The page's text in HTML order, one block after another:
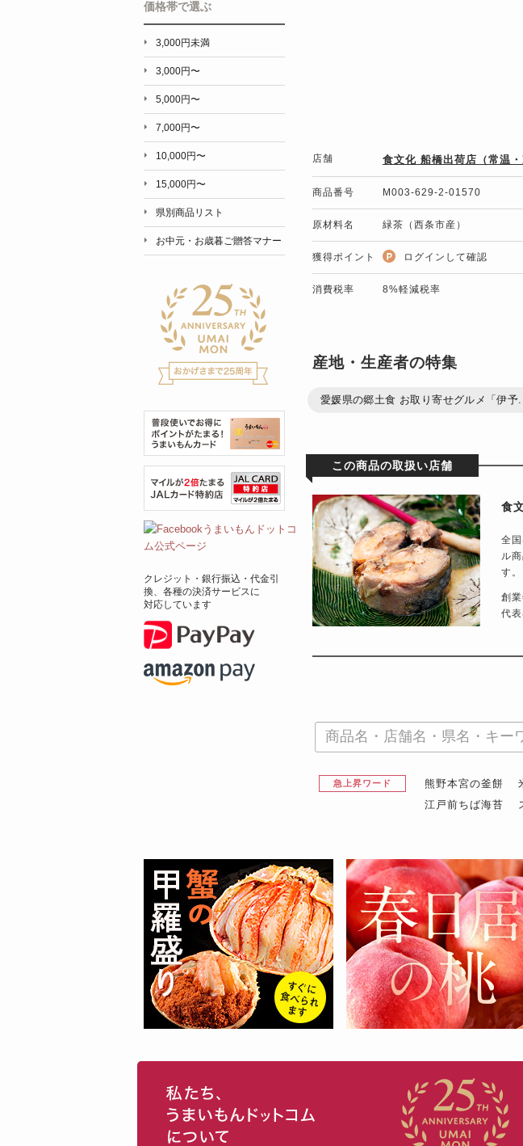
店舗 食文化 船橋出荷店（常温・
商品番号 M003-629-2-01570
原材料名 緑茶（西条市産）
獲得ポイント ログインして確認
消費税率 8%軽減税率
産地・生産者の特集
愛媛県の郷土食 お取り寄せグルメ「伊予...
この商品の取扱い店舗
食
全
ル
す。
創
代
急上昇ワード 熊野本宮の釜餅
江戸前ちば海苔
価格帯で選ぶ
3,000円未満
3,000円〜
5,000円〜
7,000円〜
10,000円〜
15,000円〜
県別商品リスト
お中元・お歳暮ご贈答マナー
クレジット・銀行振込・代金引
換、各種の決済サービスに
対応しています